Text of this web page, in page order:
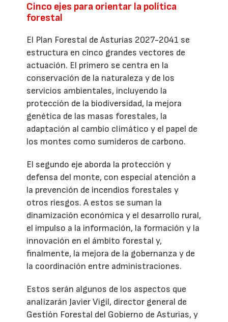
Cinco ejes para orientar la política
forestal
El Plan Forestal de Asturias 2027-2041 se
estructura en cinco grandes vectores de
actuación. El primero se centra en la
conservación de la naturaleza y de los
servicios ambientales, incluyendo la
protección de la biodiversidad, la mejora
genética de las masas forestales, la
adaptación al cambio climático y el papel de
los montes como sumideros de carbono.
El segundo eje aborda la protección y
defensa del monte, con especial atención a
la prevención de incendios forestales y
otros riesgos. A estos se suman la
dinamización económica y el desarrollo rural,
el impulso a la información, la formación y la
innovación en el ámbito forestal y,
finalmente, la mejora de la gobernanza y de
la coordinación entre administraciones.
Estos serán algunos de los aspectos que
analizarán Javier Vigil, director general de
Gestión Forestal del Gobierno de Asturias, y